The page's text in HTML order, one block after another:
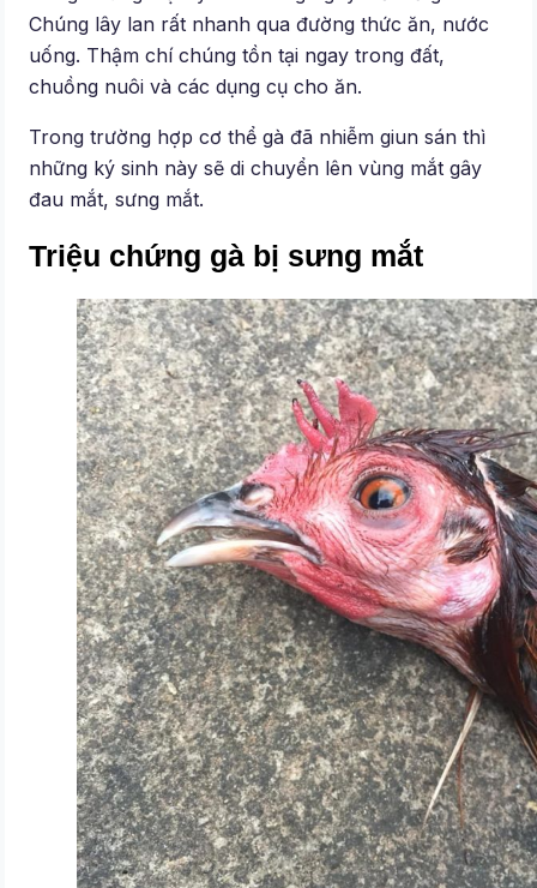
Chúng lây lan rất nhanh qua đường thức ăn, nước
uống. Thậm chí chúng tồn tại ngay trong đất,
chuồng nuôi và các dụng cụ cho ăn.
Trong trường hợp cơ thể gà đã nhiễm giun sán thì
những ký sinh này sẽ di chuyển lên vùng mắt gây
đau mắt, sưng mắt.
Triệu chứng gà bị sưng mắt